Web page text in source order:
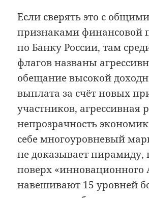
Если сверять это с общими
признаками финансовой
по Банку России, там
флагов названы
обещание высокой
выплата за счёт новых
участников, агрессивная
непрозрачность
себе многоуровневый
не доказывает пирамиду,
поверх «инновационного
навешивают 15 уровней